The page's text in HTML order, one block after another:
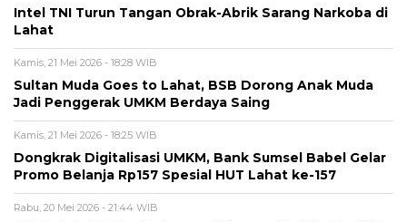
Intel TNI Turun Tangan Obrak-Abrik Sarang Narkoba di
Lahat
Kamis, 21 Mei 2026 - 18:28 WIB
Sultan Muda Goes to Lahat, BSB Dorong Anak Muda
Jadi Penggerak UMKM Berdaya Saing
Kamis, 21 Mei 2026 - 18:25 WIB
Dongkrak Digitalisasi UMKM, Bank Sumsel Babel Gelar
Promo Belanja Rp157 Spesial HUT Lahat ke-157
Rabu, 20 Mei 2026 - 21:44 WIB